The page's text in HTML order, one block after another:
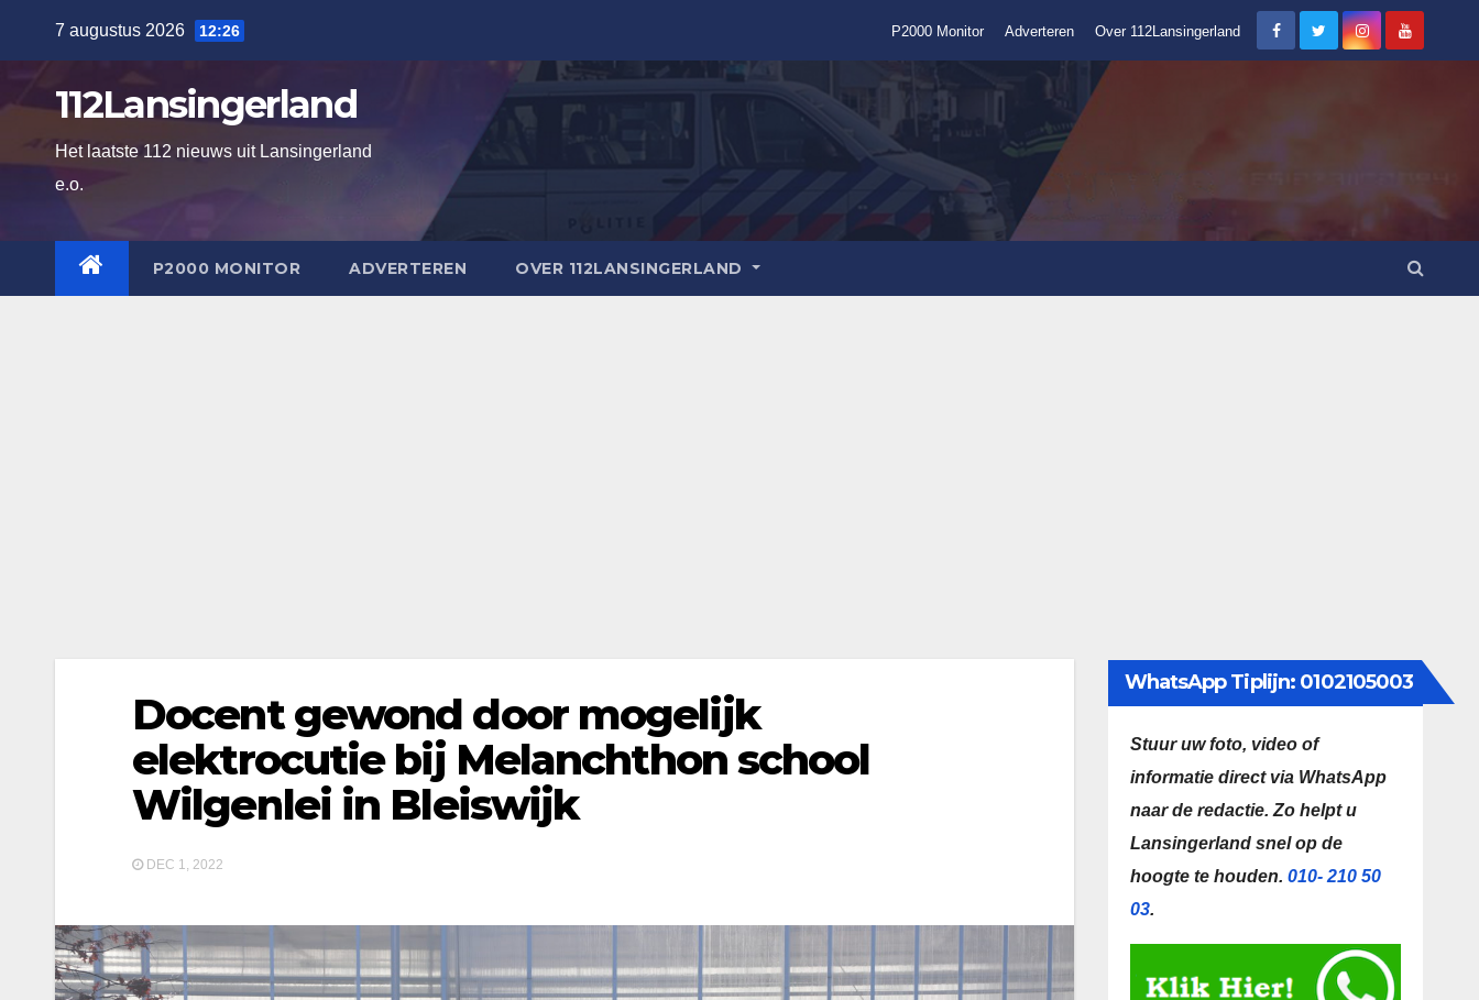
inhoud
7 augustus 2026 12:26 P2000 Monitor Adverteren Over 112Lansingerland
112Lansingerland
Het laatste 112 nieuws uit Lansingerland
e.o.
P2000 MONITOR ADVERTEREN OVER 112LANSINGERLAND
Docent gewond door mogelijk
elektrocutie bij Melanchthon school
Wilgenlei in Bleiswijk
DEC 1, 2022
WhatsApp Tiplijn: 0102105003
Stuur uw foto, video of
informatie direct via WhatsApp
naar de redactie. Zo helpt u
Lansingerland snel op de
hoogte te houden. 010- 210 50
03.